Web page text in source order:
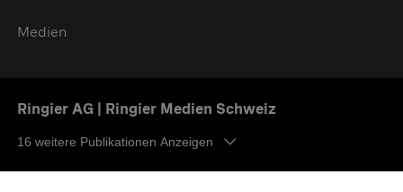
Medien
Ringier AG | Ringier Medien Schweiz
16 weitere Publikationen Anzeigen